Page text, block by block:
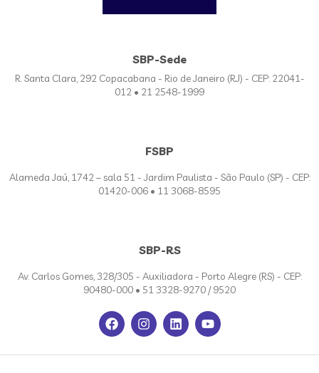
SBP-Sede
R. Santa Clara, 292 Copacabana - Rio de Janeiro (RJ) - CEP: 22041-
012 • 21 2548-1999
FSBP
Alameda Jaú, 1742 – sala 51 - Jardim Paulista - São Paulo (SP) - CEP:
01420-006 • 11 3068-8595
SBP-RS
Av. Carlos Gomes, 328/305 - Auxiliadora - Porto Alegre (RS) - CEP:
90480-000 • 51 3328-9270 / 9520